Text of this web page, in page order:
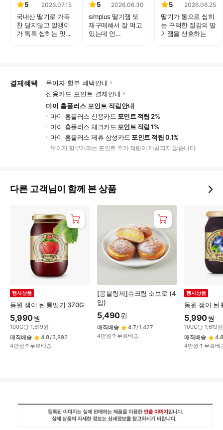
5 2026.07.15
국내산 딸기로 가득
찬 달지않고 알갱이
가 톡톡 씹히는 맛...
5 2026.06.30
simplus 딸기잼 또
재구매해서 잘 먹고
있는데 언...
5 2026.06.25
딸기가 통으로 씹히
는 꾸덕한 질감의 딸
기잼을 선호하는
결제혜택
무이자 할부 혜택안내
신용카드 포인트 결제안내
마이 홈플러스 포인트 적립안내
마이 홈플러스 신용카드 포인트 적립 2%
마이 홈플러스 체크카드 포인트 적립 1%
마이 홈플러스 제휴 삼성카드 포인트 적립 0.1%
무이자 할부거래는 포인트 추가 적립이 제공되지 않습니다.
다른 고객님이 함께 본 상품
동원 잼이 된 통딸기 370G
행사상품
5,990원
100G당 1,619원
매직배송
4.8/3,892
4만원↑무료배송
[몽블랑제]슈크림 소보로 (4
입)
5,490원
매직배송 4.7/1,427
4만원↑무료배송
동원 잼이 된
행사상품
5,990원
100G당 1,619원
매직배송
4.8
4만원↑무료배